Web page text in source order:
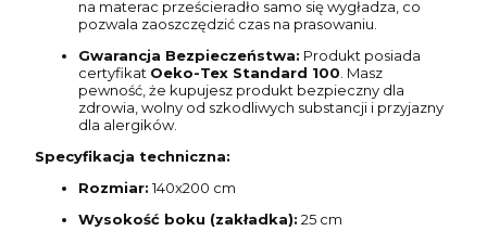
na materac prześcieradło samo się wygładza, co
pozwala zaoszczędzić czas na prasowaniu.
Gwarancja Bezpieczeństwa: Produkt posiada
certyfikat Oeko-Tex Standard 100 . Masz
pewność, że kupujesz produkt bezpieczny dla
zdrowia, wolny od szkodliwych substancji i przyjazny
dla alergików.
Specyfikacja techniczna:
Rozmiar:140x200 cm
Wysokość boku (zakładka): 25 cm